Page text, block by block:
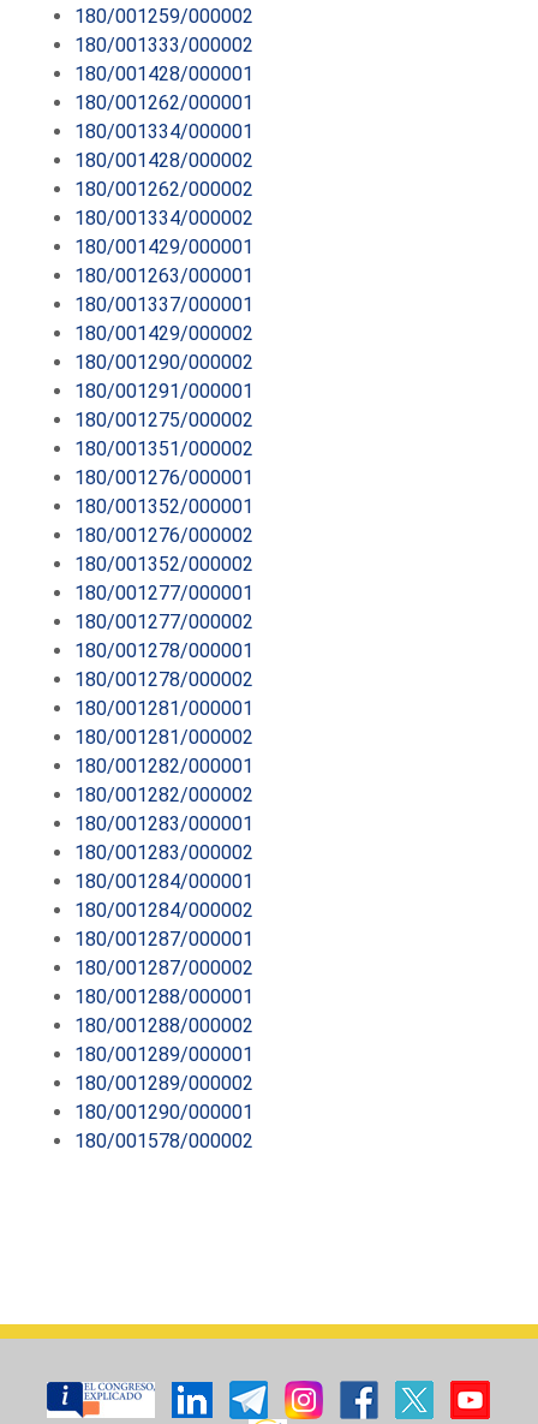
180/001259/000002
180/001333/000002
180/001428/000001
180/001262/000001
180/001334/000001
180/001428/000002
180/001262/000002
180/001334/000002
180/001429/000001
180/001263/000001
180/001337/000001
180/001429/000002
180/001290/000002
180/001291/000001
180/001275/000002
180/001351/000002
180/001276/000001
180/001352/000001
180/001276/000002
180/001352/000002
180/001277/000001
180/001277/000002
180/001278/000001
180/001278/000002
180/001281/000001
180/001281/000002
180/001282/000001
180/001282/000002
180/001283/000001
180/001283/000002
180/001284/000001
180/001284/000002
180/001287/000001
180/001287/000002
180/001288/000001
180/001288/000002
180/001289/000001
180/001289/000002
180/001290/000001
180/001578/000002